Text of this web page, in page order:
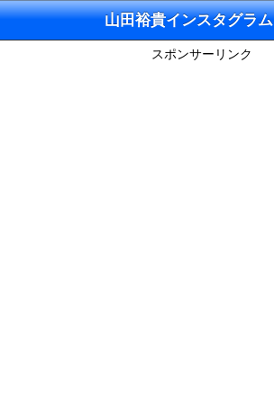
山田裕貴インスタグラム
スポンサーリンク